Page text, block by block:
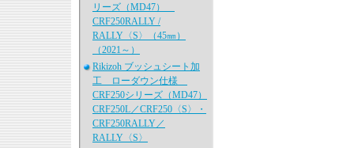
リーズ（MD47）
CRF250RALLY /
RALLY〈S〉（45㎜）
（2021～）
Rikizoh ブッシュシート加
工 ローダウン仕様
CRF250シリーズ（MD47）
CRF250L／CRF250〈S〉・
CRF250RALLY／
RALLY〈S〉